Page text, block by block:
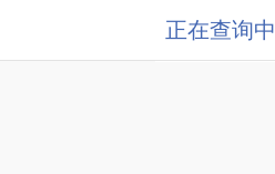
正在查询中